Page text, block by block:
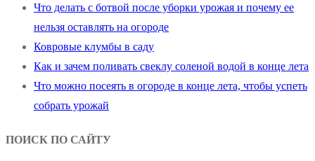
Что делать с ботвой после уборки урожая и почему ее
нельзя оставлять на огороде
Ковровые клумбы в саду
Как и зачем поливать свеклу соленой водой в конце лета
Что можно посеять в огороде в конце лета, чтобы успеть
собрать урожай
ПОИСК ПО САЙТУ